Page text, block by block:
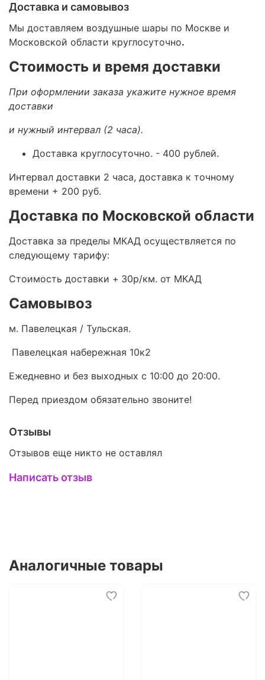
Доставка и самовывоз
Мы доставляем воздушные шары по Москве и
Московской области круглосуточно.
Стоимость и время доставки
При оформлении заказа укажите нужное время
доставки
и нужный интервал (2 часа).
Доставка круглосуточно. - 400 рублей.
Интервал доставки 2 часа, доставка к точному
времени + 200 руб.
Доставка по Московской области
Доставка за пределы МКАД осуществляется по
следующему тарифу:
Стоимость доставки + 30р/км. от МКАД
Самовывоз
м. Павелецкая / Тульская.
Павелецкая набережная 10к2
Ежедневно и без выходных с 10:00 до 20:00.
Перед приездом обязательно звоните!
Отзывы
Отзывов еще никто не оставлял
Написать отзыв
Аналогичные товары